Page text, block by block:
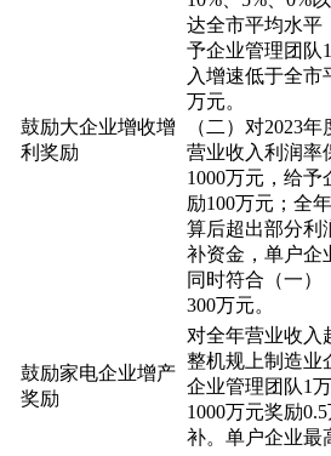
鼓励大企业增收增
利奖励
达全市平均水平
予企业管理团队
入增速低于全市
万元。
（二）对2023
营业收入利润率
1000万元，给
励100万元；全
算后超出部分利
补资金，单户企
同时符合（一
300万元。
鼓励家电企业增产
奖励
对全年营业收入
整机规上制造业
企业管理团队1
1000万元奖励
补。单户企业最